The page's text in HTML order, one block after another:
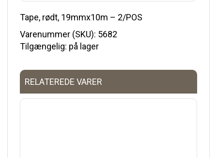
Tape, rødt, 19mmx10m – 2/POS
Varenummer (SKU): 5682
Tilgængelig: på lager
RELATEREDE VARER